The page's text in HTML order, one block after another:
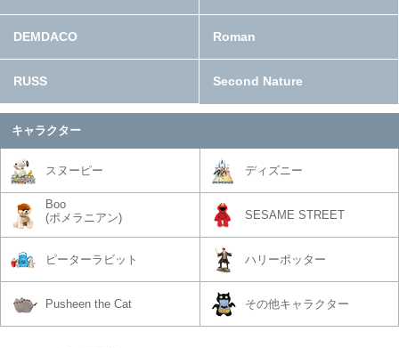
DEMDACO Roman
RUSS Second Nature
キャラクター
スヌーピー ディズニー
Boo
(ポメラニアン)
SESAME STREET
ピーターラビット ハリーポッター
Pusheen the Cat その他キャラクター